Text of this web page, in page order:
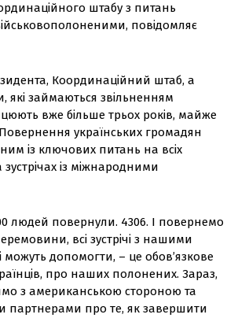
штабу з питань
повідомляє
Координаційний штаб, а
які займаються звільненням
вже більше трьох років, майже
українських громадян
із ключових питань на всіх
із міжнародними
людей повернули. 4306. І повернемо
всі зустрічі з нашими
можуть допомогти, – це обов’язкове
про наших полонених. Зараз,
з американською стороною та
про те, як завершити